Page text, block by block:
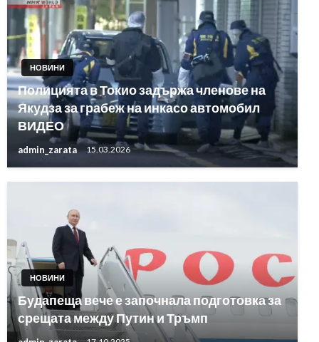
НОВИНИ
Полицията в Токио задържа членове на
Якудза за грабеж на инкасо автомобил
ВИДЕО
admin_zarata 15.03.2026
НОВИНИ
Будапеща вече е започнала подготовка за
срещата между Путин и Тръмп